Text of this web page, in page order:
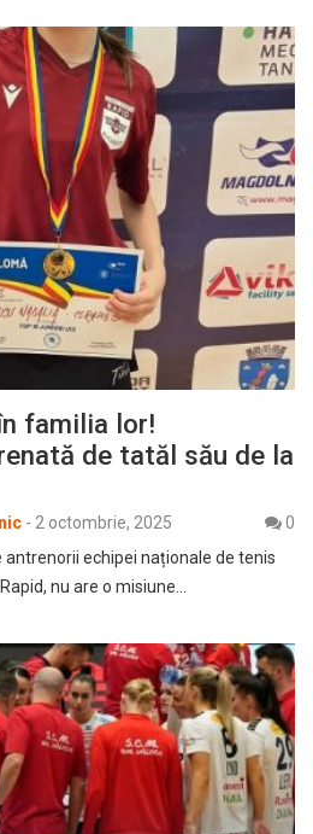
familia lor!
de tatăl său de la
- 2 octombrie, 2025
0
antrenorii echipei naționale de tenis
nu are o misiune…